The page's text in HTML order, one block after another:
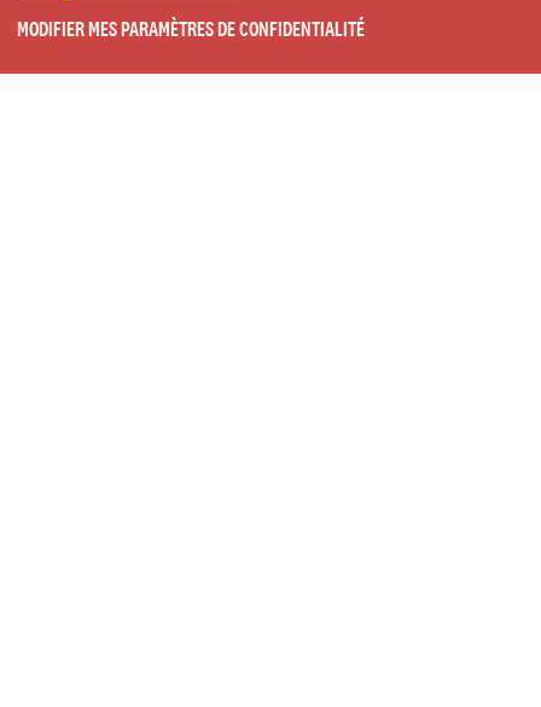
MODIFIER MES PARAMÈTRES DE CONFIDENTIALITÉ